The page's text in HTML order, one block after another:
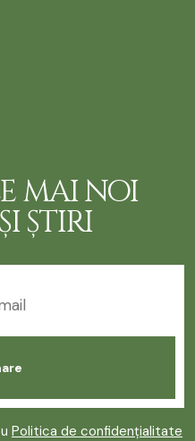
MAI NOI
ȘTIRI
Politica de confidențialitate